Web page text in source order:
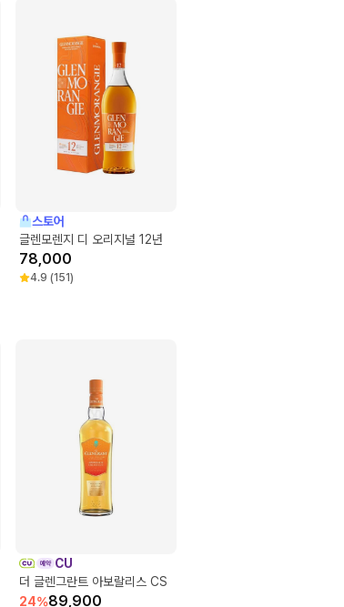
스토어
글렌모렌지 디 오리지널 12년
78,000
4.9 (151)
CU
더 글렌그란트 아보랄리스 CS
24%89,900